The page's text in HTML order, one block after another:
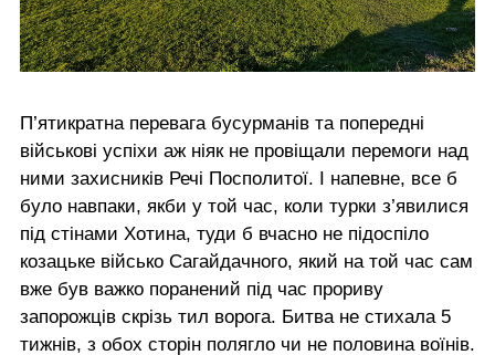
П’ятикратна перевага бусурманів та попередні
військові успіхи аж ніяк не провіщали перемоги над
ними захисників Речі Посполитої. І напевне, все б
було навпаки, якби у той час, коли турки з’явилися
під стінами Хотина, туди б вчасно не підоспіло
козацьке військо Сагайдачного, який на той час сам
вже був важко поранений під час прориву
запорожців скрізь тил ворога. Битва не стихала 5
тижнів, з обох сторін полягло чи не половина воїнів.